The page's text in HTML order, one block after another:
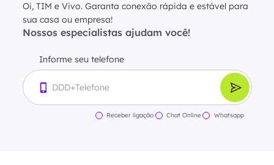
Oi, TIM e Vivo. Garanta conexão rápida e estável para
sua casa ou empresa!
Nossos especialistas ajudam você!
Informe seu telefone
Receber ligação Chat Online Whatsapp